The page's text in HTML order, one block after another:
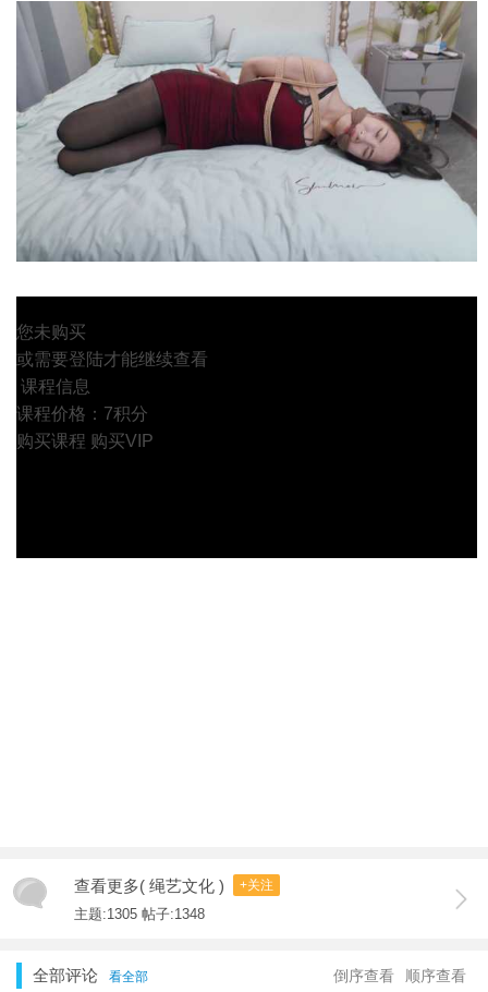
您未购买
或需要登陆才能继续查看
课程信息
课程价格：7积分
购买课程 购买VIP
查看更多( 绳艺文化 ) +关注
主题:1305 帖子:1348
全部评论 看全部 顺序查看
倒序查看